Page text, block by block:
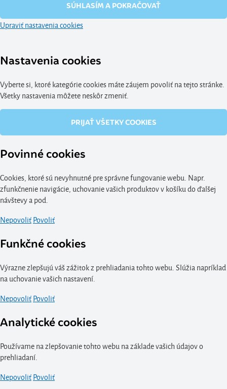
SÚHLASÍM A POKRAČOVAŤ
Upraviť nastavenia cookies
Nastavenia cookies
Vyberte si, ktoré kategórie cookies máte záujem povoliť na tejto stránke.
Všetky nastavenia môžete neskôr zmeniť.
PRIJAŤ VŠETKY COOKIES
Povinné cookies
Cookies, ktoré sú nevyhnutné pre správne fungovanie webu. Napr.
zfunkčnenie navigácie, uchovanie vašich produktov v košíku do ďalšej
návštevy a pod.
NepovoliťPovoliť
Funkčné cookies
Výrazne zlepšujú váš zážitok z prehliadania tohto webu. Slúžia napríklad
na uchovanie vašich nastavení.
NepovoliťPovoliť
Analytické cookies
Používame na zlepšovanie tohto webu na základe vašich údajov o
prehliadaní.
NepovoliťPovoliť